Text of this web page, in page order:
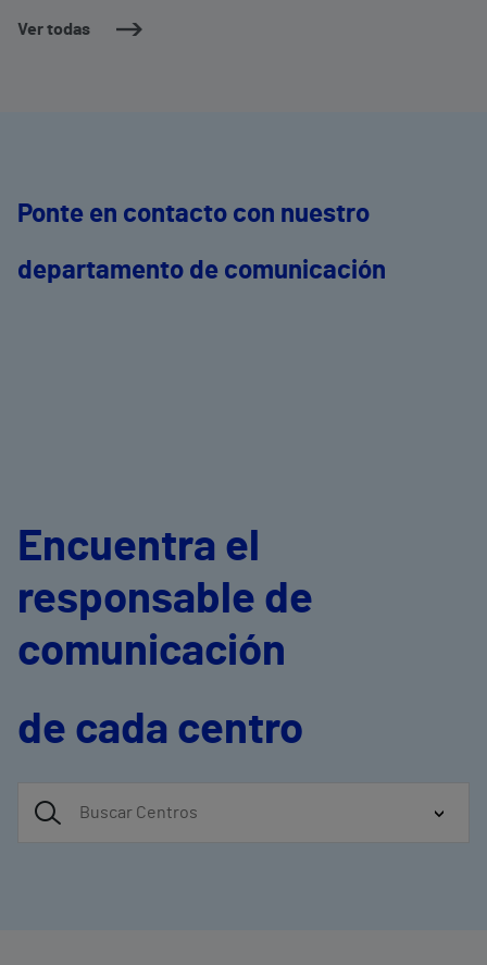
Ver todas
Ponte en contacto con nuestro
departamento de comunicación
Encuentra el
responsable de
comunicación
de cada centro